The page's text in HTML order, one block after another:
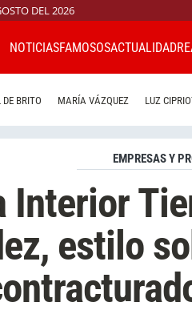
DEL 2026
NOTICIASFAMOSOSACTUALIDAD
BRITO MARÍA VÁZQUEZ LUZ
EMPRESAS Y
Interior
estilo